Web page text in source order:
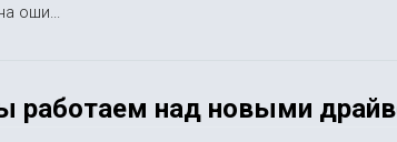
оши...
работаем над новыми